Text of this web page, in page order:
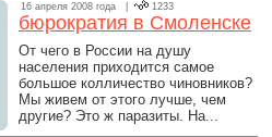
16 апреля 2008 года | 1233
бюрократия в Смоленске
От чего в России на душу
населения приходится самое
большое колличество чиновников?
Мы живем от этого лучше, чем
другие? Это ж паразиты. На...